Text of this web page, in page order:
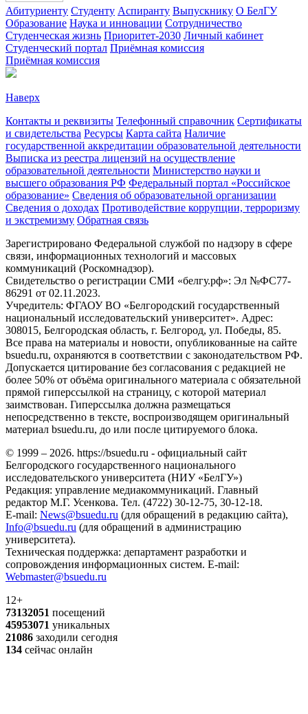
Абитуриенту Студенту Аспиранту Выпускнику О БелГУ
Образование Наука и инновации Сотрудничество
Студенческая жизнь Приоритет-2030 Личный кабинет
Студенческий портал Приёмная комиссия
Приёмная комиссия
Наверх
Контакты и реквизиты Телефонный справочник Сертификаты
и свидетельства Ресурсы Карта сайта Наличие
государственной аккредитации образовательной деятельности
Выписка из реестра лицензий на осуществление
образовательной деятельности Министерствo науки и
высшего образования РФ Федеральный портал «Российское
образование» Сведения об образовательной организации
Сведения о доходах Противодействие коррупции, терроризму
и экстремизму Обратная связь
Зарегистрировано Федеральной службой по надзору в сфере
связи, информационных технологий и массовых
коммуникаций (Роскомнадзор).
Свидетельство о регистрации СМИ «белгу.рф»: Эл №ФС77-
86291 от 02.11.2023.
Учредитель: ФГАОУ ВО «Белгородский государственный
национальный исследовательский университет». Адрес:
308015, Белгородская область, г. Белгород, ул. Победы, 85.
Все права на материалы и новости, опубликованные на сайте
bsuedu.ru, охраняются в соответствии с законодательством РФ.
Допускается цитирование без согласования с редакцией не
более 50% от объёма оригинального материала с обязательной
прямой гиперссылкой на страницу, с которой материал
заимствован. Гиперссылка должна размещаться
непосредственно в тексте, воспроизводящем оригинальный
материал bsuedu.ru, до или после цитируемого блока.
© 1999 – 2026. https://bsuedu.ru - официальный сайт
Белгородского государственного национального
исследовательского университета (НИУ «БелГУ»)
Редакция: управление медиакоммуникаций. Главный
редактор М.Г. Усенкова. Тел. (4722) 30-12-75, 30-12-18.
E-mail: News@bsuedu.ru (для обращений в редакцию сайта),
Info@bsuedu.ru (для обращений в администрацию
университета).
Техническая поддержка: департамент разработки и
сопровождения информационных систем. E-mail:
Webmaster@bsuedu.ru
12+
73132051 посещений
45953071 уникальных
21086 заходили сегодня
134 сейчас онлайн